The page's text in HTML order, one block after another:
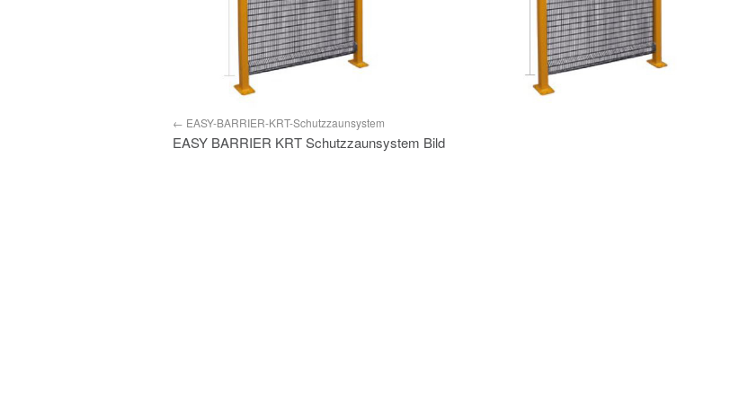
EASY-BARRIER-KRT-Schutzzaunsystem
EASY BARRIER KRT Schutzzaunsystem Bild